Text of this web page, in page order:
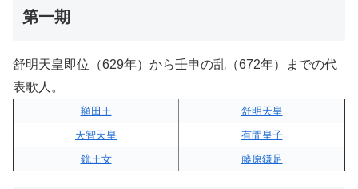
第一期
舒明天皇即位（629年）から壬申の乱（672年）までの代
表歌人。
額田王
舒明天皇
天智天皇
有間皇子
鏡王女
藤原鎌足